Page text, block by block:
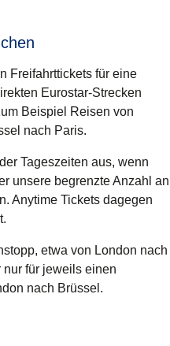
Freifahrttickets für eine
Eurostar-Strecken
Beispiel Reisen von
nach Paris.
Tageszeiten aus, wenn
unsere begrenzte Anzahl an
Anytime Tickets dagegen
etwa von London nach
nur für jeweils einen
nach Brüssel.